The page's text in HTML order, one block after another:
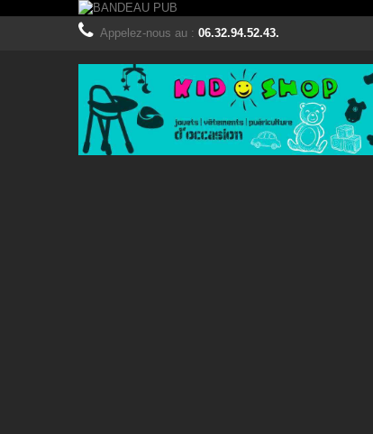
Appelez-nous au : 06.32.94.52.43.